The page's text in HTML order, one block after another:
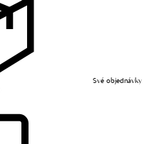
Své objednávky